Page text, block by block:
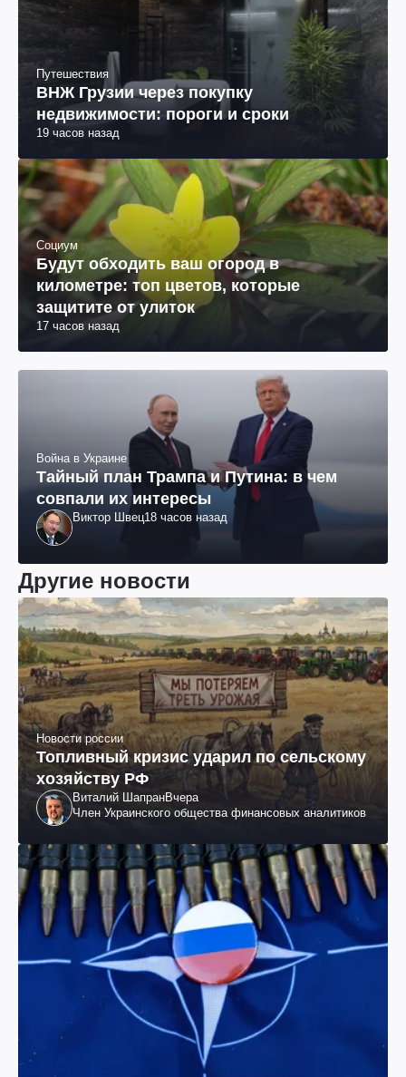
Путешествия
ВНЖ Грузии через покупку
недвижимости: пороги и сроки
19 часов назад
Социум
Будут обходить ваш огород в
километре: топ цветов, которые
защитите от улиток
17 часов назад
Война в Украине
Тайный план Трампа и Путина: в чем
совпали их интересы
Виктор Швец18 часов назад
Другие новости
Новости россии
Топливный кризис ударил по сельскому
хозяйству РФ
Виталий ШапранВчера
Член Украинского общества финансовых аналитиков